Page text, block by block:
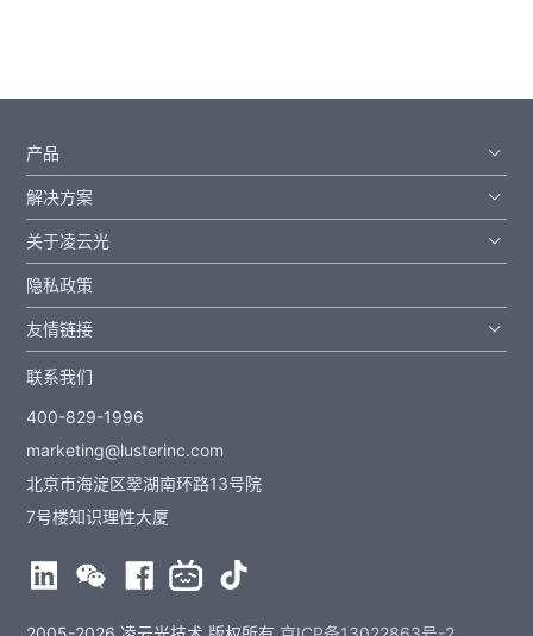
产品
解决方案
关于凌云光
隐私政策
友情链接
联系我们
400-829-1996
marketing@lusterinc.com
北京市海淀区翠湖南环路13号院
7号楼知识理性大厦